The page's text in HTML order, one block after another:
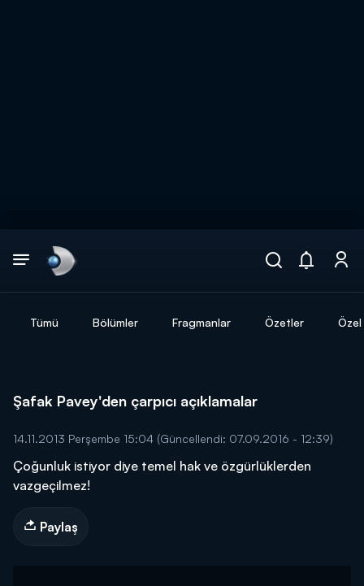
Tümü Bölümler Fragmanlar Özetler
Şafak Pavey'den çarpıcı açıklamalar
14.11.2013 Perşembe 15:04 (Güncellendi: 07.09.2016 - 12:39)
Çoğunluk istiyor diye temel hak ve özgürlüklerden
vazgeçilmez!
Paylaş